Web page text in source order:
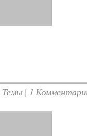
Темы | 1